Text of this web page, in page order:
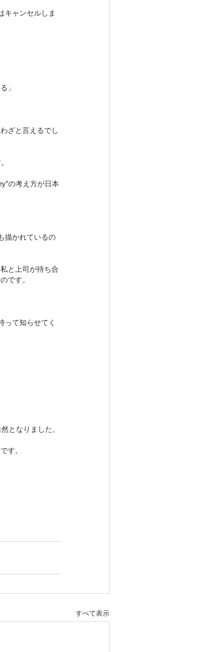
キャンセルしま
」
ざと言えるでし
の考え方が日本
描かれているの
と上司が待ち合
です。
って知らせてく
となりました。
す。
すべて表示